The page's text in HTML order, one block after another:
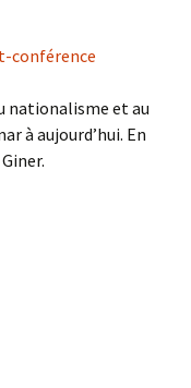
conférence
nationalisme et au
à aujourd’hui. En